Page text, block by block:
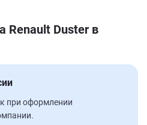
Renault Duster в
при оформлении